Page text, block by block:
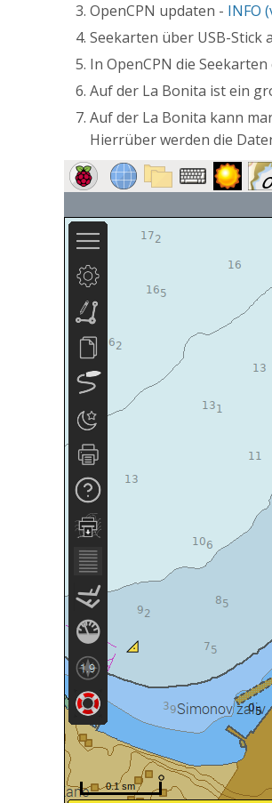
OpenCPN updaten - INFO
Seekarten über USB-Stick
In OpenCPN die
Auf der La Bonita ist ein
Auf der La Bonita kann
Hierrüber werden die